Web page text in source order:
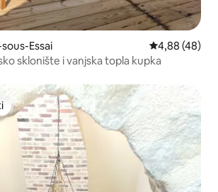
Essai Prosječna
4,88 (48)
sklonište i vanjska topla kupka
s oznakom „Odabrali gosti”